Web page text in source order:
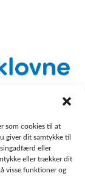
som cookies til at
giver dit samtykke til
eller
eller trækker dit
visse funktioner og